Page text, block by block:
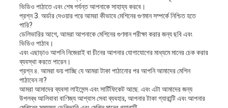
ভিডিও পাঠাতে এবং শেষ পর্যন্ত আপনাকে সাহায্য করবে।
প্রশ্ন 3. অর্ডার দেওয়ার পরে আমরা কীভাবে মেশিনের গুণমান সম্পর্কে নিশ্চিত হতে
পারি?
ডেলিভারির আগে, আমরা আপনাকে মেশিনের গুণমান পরীক্ষা করার জন্য ছবি এবং
ভিডিও পাঠাব।
এবং এছাড়াও আপনি নিজেরাই বা চীনের আপনার যোগাযোগের মাধ্যমে মানের চেক করার
ব্যবস্থা করতে পারেন।
প্রশ্ন ৪. আমরা ভয় পাচ্ছি যে আমরা টাকা পাঠানোর পর আপনি আমাদের মেশিন
পাঠাবেন না?
আমরা আমাদের ব্যবসা লাইসেন্স এবং সার্টিফিকেট আছে. এবং এটা আমাদের জন্য
উপলব্ধ আলিবাবা বাণিজ্য আশ্বাস সেবা ব্যবহার, আপনার টাকা গ্যারান্টি এবং আপনার